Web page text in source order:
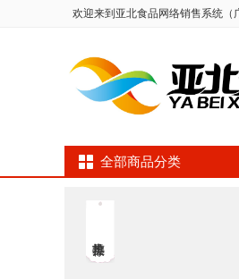
欢迎来到亚北食品网络销售系统（
全部商品分类